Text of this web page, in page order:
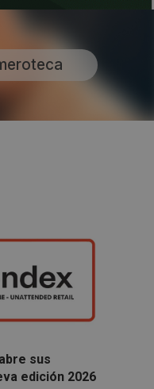
sus
edición 2026